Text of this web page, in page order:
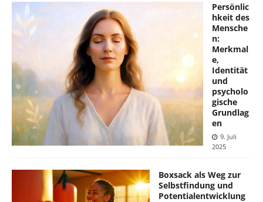
Persönlic
hkeit des
Mensche
n:
Merkmal
e,
Identität
und
psycholo
gische
Grundlag
en
9. Juli
2025
Boxsack als Weg zur
Selbstfindung und
Potentialentwicklung